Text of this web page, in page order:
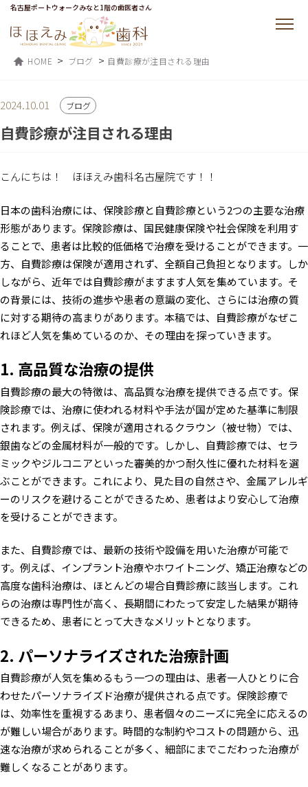
名古屋ポートウォークみなと1階の歯医者さん
HOME > ブログ > 自費診療が注目される理由
2024.10.01 ブログ
自費診療が注目される理由
こんにちは！ ほほえみ歯科名古屋院です！！
日本の歯科治療には、保険診療と自費診療という2つの主要な治療
形態があります。保険診療は、国民健康保険や社会保険を利用す
ることで、患者は比較的低価格で治療を受けることができます。一
方、自費診療は保険が適用されず、全額自己負担となります。しか
しながら、近年では自費診療がますます人気を集めています。そ
の背景には、技術の進歩や患者の意識の変化、さらには治療の質
に対する期待の高まりがあります。本稿では、自費診療がなぜこ
れほど人気を集めているのか、その理由を探っていきます。
1. 高品質な治療の提供
自費診療の最大の特徴は、高品質な治療を提供できる点です。保
険診療では、治療に使われる材料や手法が国が定めた基準に制限
されます。例えば、保険が適用されるクラウン（被せ物）では、
銀歯などの金属材料が一般的です。しかし、自費診療では、セラ
ミックやジルコニアといった審美的かつ耐久性に優れた材料を選
ぶことができます。これにより、見た目の自然さや、金属アレルギ
ーのリスクを避けることができるため、患者はより安心して治療
を受けることができます。
また、自費診療では、最新の技術や設備を用いた治療が可能で
す。例えば、インプラント治療やホワイトニング、矯正治療などの
高度な歯科治療は、ほとんどの場合自費診療に該当します。これ
らの治療は専門性が高く、長期間にわたって安定した結果が期待
できるため、患者にとって大きなメリットとなります。
2. パーソナライズされた治療計画
自費診療が人気を集めるもう一つの理由は、患者一人ひとりに合
わせたパーソナライズド治療が提供される点です。保険診療で
は、効率性を重視するあまり、患者個々のニーズに完全に応えるの
が難しい場合があります。時間的な制約やコストの問題から、迅
速な治療が求められることが多く、細部にまでこだわった治療が
難しくなることがあります。